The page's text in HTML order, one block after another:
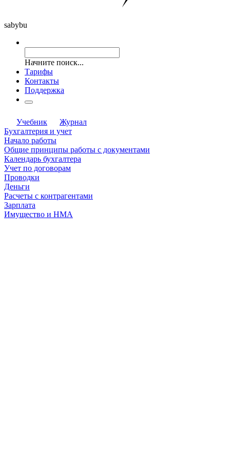
sabybu
Начните поиск...
Тарифы
Контакты
Поддержка
Учебник
Журнал
Бухгалтерия и учет
Начало работы
Общие принципы работы с документами
Календарь бухгалтера
Учет по договорам
Проводки
Деньги
Расчеты с контрагентами
Зарплата
Имущество и НМА